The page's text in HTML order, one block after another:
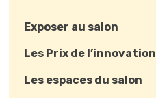
Exposer au salon
Les Prix de l’innovation
Les espaces du salon